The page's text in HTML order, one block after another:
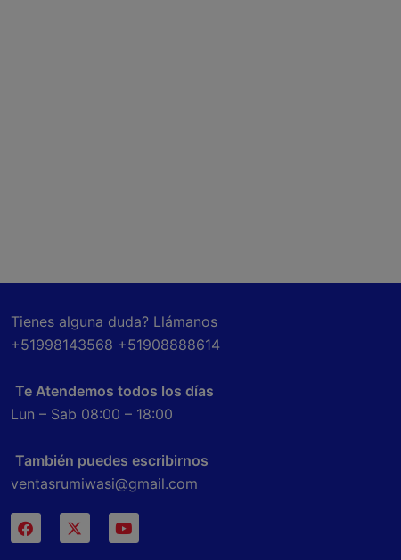
Tienes alguna duda? Llámanos
+51998143568 +51908888614
Te Atendemos todos los días
Lun – Sab 08:00 – 18:00
También puedes escribirnos
ventasrumiwasi@gmail.com
F
a
X
-
Y
o